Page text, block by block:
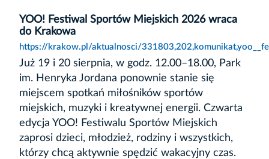
YOO! Festiwal Sportów Miejskich 2026 wraca
do Krakowa
https://krakow.pl/aktualnosci/
Już 19 i 20 sierpnia, w godz. 12.00–18.00, Park
im. Henryka Jordana ponownie stanie się
miejscem spotkań miłośników sportów
miejskich, muzyki i kreatywnej energii. Czwarta
edycja YOO! Festiwalu Sportów Miejskich
zaprosi dzieci, młodzież, rodziny i wszystkich,
którzy chcą aktywnie spędzić wakacyjny czas.